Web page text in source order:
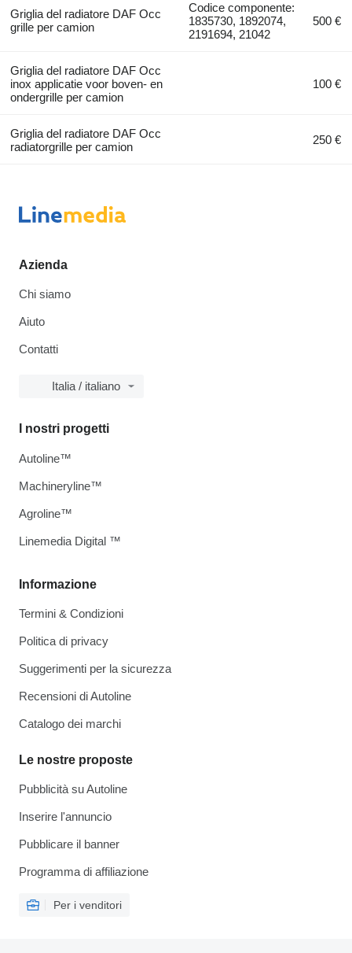
Griglia del radiatore DAF Occ
grille per camion
Codice componente:
1835730, 1892074,
2191694, 21042
500 €
Griglia del radiatore DAF Occ
inox applicatie voor boven- en
ondergrille per camion
100 €
Griglia del radiatore DAF Occ
radiatorgrille per camion
250 €
Azienda
Chi siamo
Aiuto
Contatti
Italia / italiano
Informazione
Termini & Condizioni
Politica di privacy
Suggerimenti per la sicurezza
Recensioni di Autoline
Catalogo dei marchi
Le nostre proposte
Pubblicità su Autoline
Inserire l'annuncio
Pubblicare il banner
Programma di affiliazione
Per i venditori
I nostri progetti
Autoline™
Machineryline™
Agroline™
Linemedia Digital ™